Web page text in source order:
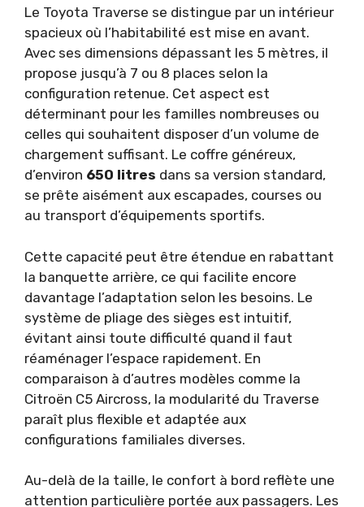
Le Toyota Traverse se distingue par un intérieur
spacieux où l’habitabilité est mise en avant.
Avec ses dimensions dépassant les 5 mètres, il
propose jusqu’à 7 ou 8 places selon la
configuration retenue. Cet aspect est
déterminant pour les familles nombreuses ou
celles qui souhaitent disposer d’un volume de
chargement suffisant. Le coffre généreux,
d’environ 650 litres dans sa version standard,
se prête aisément aux escapades, courses ou
au transport d’équipements sportifs.
Cette capacité peut être étendue en rabattant
la banquette arrière, ce qui facilite encore
davantage l’adaptation selon les besoins. Le
système de pliage des sièges est intuitif,
évitant ainsi toute difficulté quand il faut
réaménager l’espace rapidement. En
comparaison à d’autres modèles comme la
Citroën C5 Aircross, la modularité du Traverse
paraît plus flexible et adaptée aux
configurations familiales diverses.
Au-delà de la taille, le confort à bord reflète une
attention particulière portée aux passagers. Les